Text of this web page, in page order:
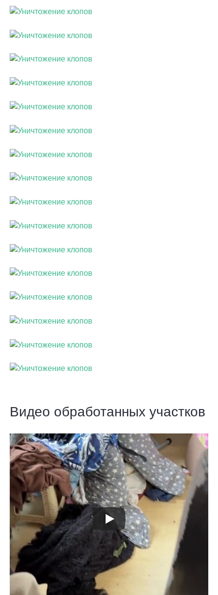
Видео обработанных участков